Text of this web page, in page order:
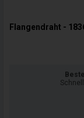
Flangendraht -